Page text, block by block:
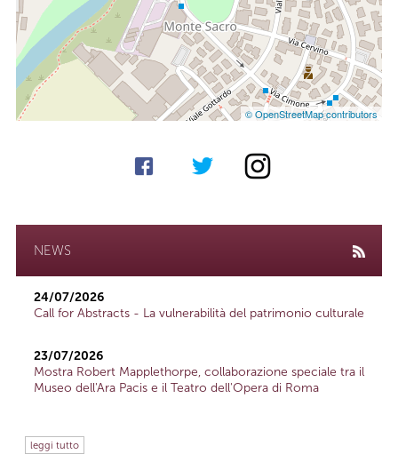
© OpenStreetMap contributors
NEWS
24/07/2026
Call for Abstracts - La vulnerabilità del patrimonio culturale
23/07/2026
Mostra Robert Mapplethorpe, collaborazione speciale tra il
Museo dell'Ara Pacis e il Teatro dell'Opera di Roma
leggi tutto